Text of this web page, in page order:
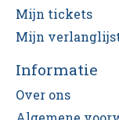
Mijn tickets
Mijn
Informatie
Over ons